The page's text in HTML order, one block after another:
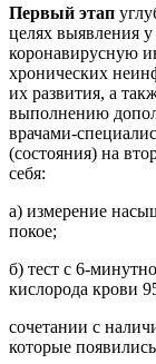
Первый этап
целях выявления
коронавирусную
хронических
их развития, а
выполнению
врачами-
(состояния) на
себя:
а) измерение
покое;
б) тест с 6-
кислорода крови
сочетании с
которые